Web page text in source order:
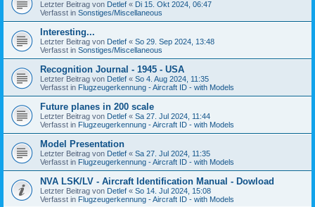
Letzter Beitrag von Detlef « Di 15. Okt 2024, 06:47
Verfasst in Sonstiges/Miscellaneous
Interesting...
Letzter Beitrag von Detlef « So 29. Sep 2024, 13:48
Verfasst in Sonstiges/Miscellaneous
Recognition Journal - 1945 - USA
Letzter Beitrag von Detlef « So 4. Aug 2024, 11:35
Verfasst in Flugzeugerkennung - Aircraft ID - with Models
Future planes in 200 scale
Letzter Beitrag von Detlef « Sa 27. Jul 2024, 11:44
Verfasst in Flugzeugerkennung - Aircraft ID - with Models
Model Presentation
Letzter Beitrag von Detlef « Sa 27. Jul 2024, 11:35
Verfasst in Flugzeugerkennung - Aircraft ID - with Models
NVA LSK/LV - Aircraft Identification Manual - Dowload
Letzter Beitrag von Detlef « So 14. Jul 2024, 15:08
Verfasst in Flugzeugerkennung - Aircraft ID - with Models